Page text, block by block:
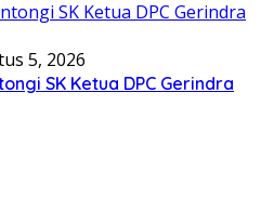
5, 2026
SK Ketua DPC Gerindra